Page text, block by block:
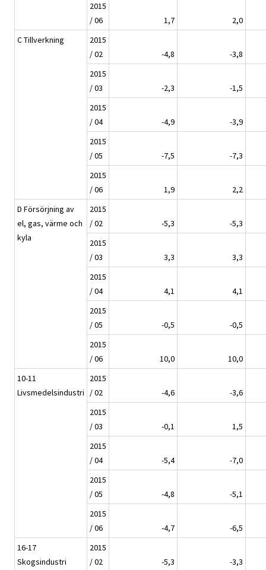
2015
/ 06
1,7
2,0
C Tillverkning
2015
/ 02
-4,8
-3,8
2015
/ 03
-2,3
-1,5
2015
/ 04
-4,9
-3,9
2015
/ 05
-7,5
-7,3
2015
/ 06
1,9
2,2
D Försörjning av
el, gas, värme och
kyla
2015
/ 02
-5,3
-5,3
2015
/ 03
3,3
3,3
2015
/ 04
4,1
4,1
2015
/ 05
-0,5
-0,5
2015
/ 06
10,0
10,0
10-11
Livsmedelsindustri
2015
/ 02
-4,6
-3,6
2015
/ 03
-0,1
1,5
2015
/ 04
-5,4
-7,0
2015
/ 05
-4,8
-5,1
2015
/ 06
-4,7
-6,5
16-17
Skogsindustri
2015
/ 02
-5,3
-3,3